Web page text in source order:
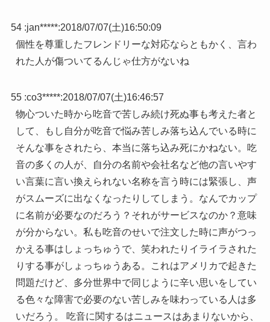
54 :jan*****:2018/07/07(土)16:50:09
個性を尊重したフレンドリーな対応ならともかく、言わ
れた人が傷ついてるんじゃ仕方がないね
55 :co3*****:2018/07/07(土)16:46:57
物心ついた時から吃音で苦しみ続け死ぬ事も考えた者と
して、もし自分が吃音で悩み苦しみ落ち込んでいる時に
そんな事をされたら、本当に落ち込み死にかねない。吃
音の多くの人が、自分の名前や会社名など他の言いやす
い言葉に言い換えられない名称を言う時には緊張し、声
がスムーズに出なくなったりしてしまう。なんでカップ
に名前が必要なのだろう？それがサービスなのか？意味
が分からない。私も吃音のせいで注文した時に声がつっ
かえる事はしょっちゅうで、笑われたりイライラされた
りする事がしょっちゅうある。これはアメリカで起きた
問題だけど、多分世界中で同じように辛い思いをしてい
る色々な障害で必要のない苦しみを味わっている人は多
いだろう。 吃音に関するはニュースはあまりないから、